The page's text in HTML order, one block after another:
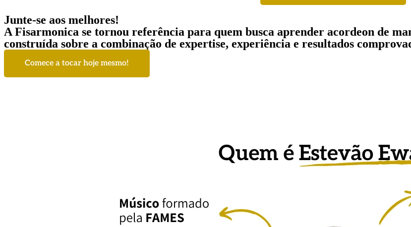
Junte-se aos melhores!
A Fisarmonica se tornou referência para quem busca aprender acordeon de
construída sobre a combinação de expertise, experiência e resultados
Comece a tocar hoje mesmo!